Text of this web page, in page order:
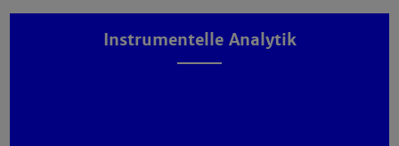
Instrumentelle Analytik